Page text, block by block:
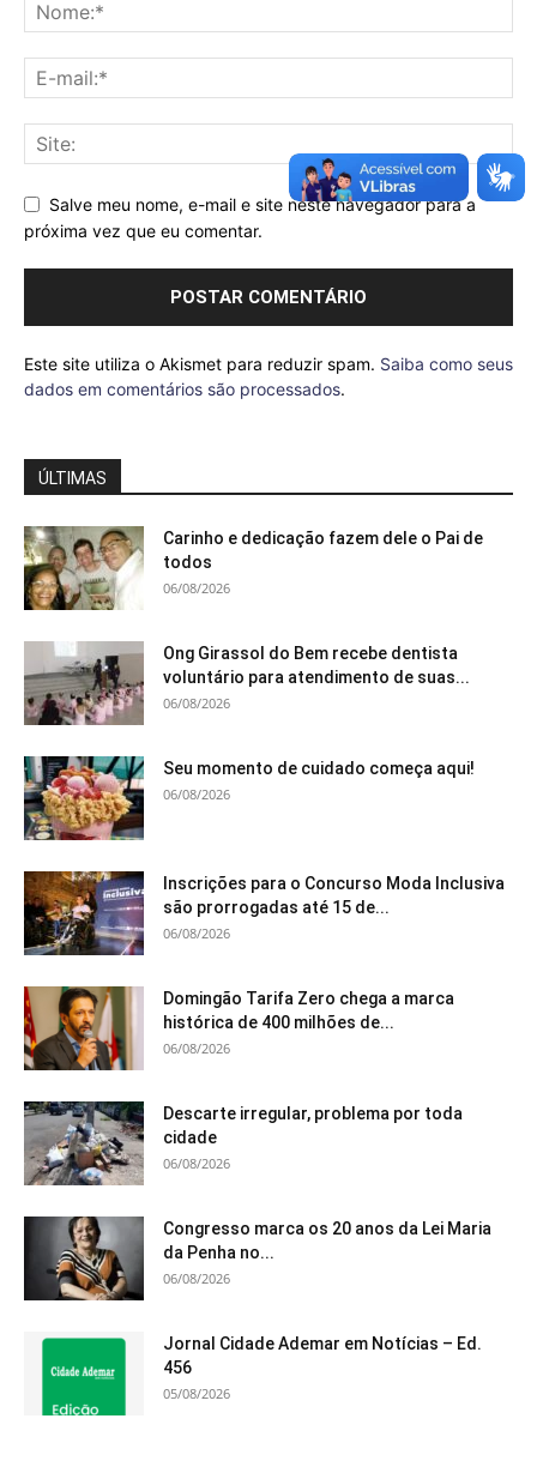
Salve meu nome, e-mail e site neste navegador para a
próxima vez que eu comentar.
Este site utiliza o Akismet para reduzir spam. Saiba como seus
dados em comentários são processados.
ÚLTIMAS
Carinho e dedicação fazem dele o Pai de
todos
06/08/2026
Ong Girassol do Bem recebe dentista
voluntário para atendimento de suas...
06/08/2026
Seu momento de cuidado começa aqui!
06/08/2026
Inscrições para o Concurso Moda Inclusiva
são prorrogadas até 15 de...
06/08/2026
Domingão Tarifa Zero chega a marca
histórica de 400 milhões de...
06/08/2026
Descarte irregular, problema por toda
cidade
06/08/2026
Congresso marca os 20 anos da Lei Maria
da Penha no...
06/08/2026
Jornal Cidade Ademar em Notícias – Ed.
456
05/08/2026